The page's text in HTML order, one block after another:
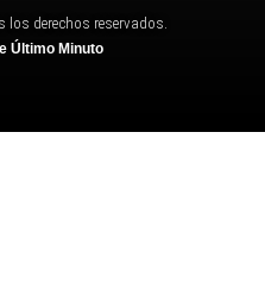
derechos reservados.
Último Minuto